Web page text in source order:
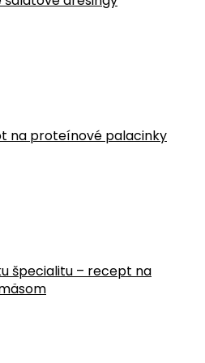
na proteínové palacinky
špecialitu – recept na